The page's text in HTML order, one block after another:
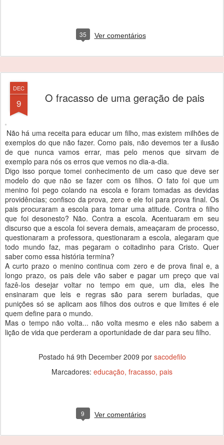
35 Ver comentários
DEC
9 O fracasso de uma geração de pais
Não há uma receita para educar um filho, mas existem milhões de
exemplos do que não fazer. Como pais, não devemos ter a ilusão
de que nunca vamos errar, mas pelo menos que sirvam de
exemplo para nós os erros que vemos no dia-a-dia.
Digo isso porque tomei conhecimento de um caso que deve ser
modelo do que não se fazer com os filhos. O fato foi que um
menino foi pego colando na escola e foram tomadas as devidas
providências; confisco da prova, zero e ele foi para prova final. Os
pais procuraram a escola para tomar uma atitude. Contra o filho
que foi desonesto? Não. Contra a escola. Acentuaram em seu
discurso que a escola foi severa demais, ameaçaram de processo,
questionaram a professora, questionaram a escola, alegaram que
todo mundo faz, mas pegaram o coitadinho para Cristo. Quer
saber como essa história termina?
A curto prazo o menino continua com zero e de prova final e, a
longo prazo, os pais dele vão saber e pagar um preço que vai
fazê-los desejar voltar no tempo em que, um dia, eles lhe
ensinaram que leis e regras são para serem burladas, que
punições só se aplicam aos filhos dos outros e que limites é ele
quem define para o mundo.
Mas o tempo não volta... não volta mesmo e eles não sabem a
lição de vida que perderam a oportunidade de dar para seu filho.
Postado há 9th December 2009 por sacodefilo
Marcadores: educação fracasso pais
9 Ver comentários